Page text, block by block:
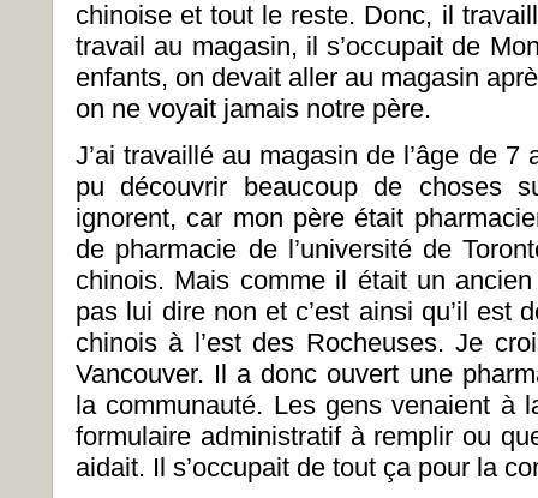
chinoise et tout le reste. Donc, il
travail au magasin, il s’occupait de
enfants, on devait aller au magasin
on ne voyait jamais notre père.
J’ai travaillé au magasin de l’âge de 7
pu découvrir beaucoup de choses
ignorent, car mon père était
de pharmacie de l’université de
chinois. Mais comme il était un
pas lui dire non et c’est ainsi qu’il est
chinois à l’est des Rocheuses. Je
Vancouver. Il a donc ouvert une
la communauté. Les gens venaient à
formulaire administratif à remplir ou
aidait. Il s’occupait de tout ça pour la